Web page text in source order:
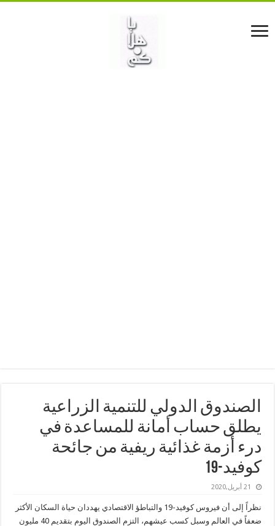
الصندوق الدولي للتنمية الزراعية
يطلق حساب أمانة للمساعدة في
درء أزمة غذائية ريفية من جائحة
كوفيد-19
21 أبريل,2020
نظراً إلى أن فيروس كوفيد-19 والتباطؤ الاقتصادي يهددان حياة السكان الأكثر
ضعفاً في العالم وسبل كسب عيشهم، التزم الصندوق اليوم بتقديم 40 مليون